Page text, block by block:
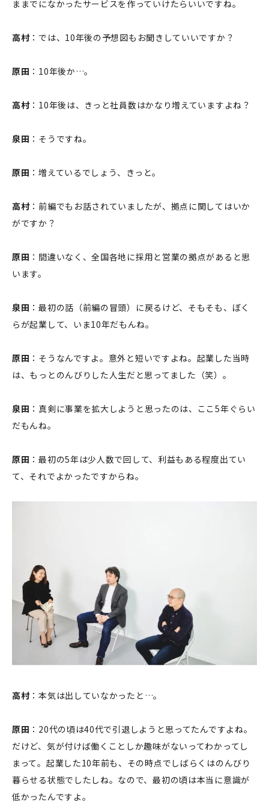
ままでになかったサービスを作っていけたらいいですね。
高村：では、10年後の予想図もお聞きしていいですか？
原田 ：10年後か…。
高村：10年後は、きっと社員数はかなり増えていますよね？
泉田 ：そうですね。
原田 ：増えているでしょう、きっと。
高村：前編でもお話されていましたが、拠点に関してはいか
がですか？
原田 ：間違いなく、全国各地に採用と営業の拠点があると思
います。
泉田 ：最初の話（前編の冒頭）に戻るけど、そもそも、ぼく
らが起業して、いま10年だもんね。
原田 ：そうなんですよ。意外と短いですよね。起業した当時
は、もっとのんびりした人生だと思ってました（笑）。
泉田 ：真剣に事業を拡大しようと思ったのは、ここ5年ぐらい
だもんね。
原田 ：最初の5年は少人数で回して、利益もある程度出てい
て、それでよかったですからね。
高村：本気は出していなかったと…。
原田 ：20代の頃は40代で引退しようと思ってたんですよね。
だけど、気が付けば働くことしか趣味がないってわかってし
まって。起業した10年前も、その時点でしばらくはのんびり
暮らせる状態でしたしね。なので、最初の頃は本当に意識が
低かったんですよ。